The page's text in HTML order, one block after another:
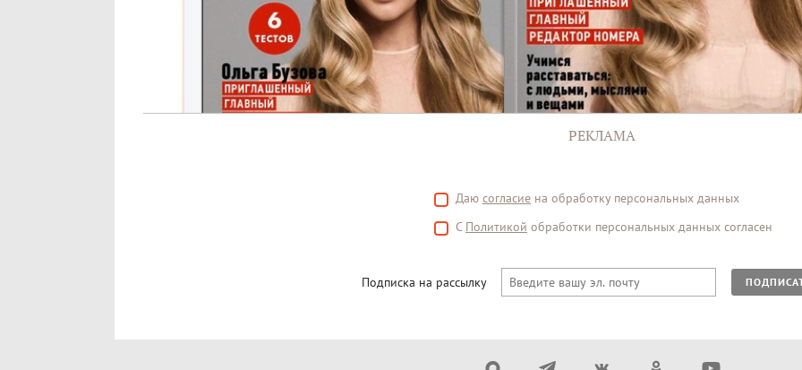
РЕКЛАМА
Даю согласие на обработку персональных данных
С Политикой обработки персональных данных согласен
Подписка на рассылку